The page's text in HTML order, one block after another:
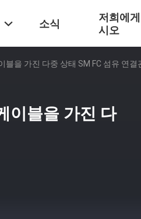
소식
저희에
시오
을 가진 다중 상태 SM FC 섬유 연결
이블을 가진 다